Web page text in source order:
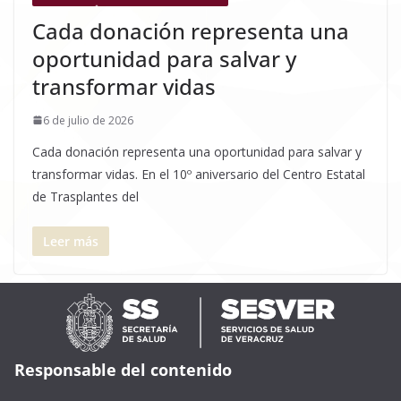
Cada donación representa una
oportunidad para salvar y
transformar vidas
6 de julio de 2026
Cada donación representa una oportunidad para salvar y
transformar vidas. En el 10º aniversario del Centro Estatal
de Trasplantes del
Leer más
Responsable del contenido